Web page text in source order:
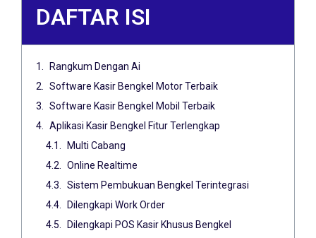
DAFTAR ISI
Rangkum Dengan Ai
Software Kasir Bengkel Motor Terbaik
Software Kasir Bengkel Mobil Terbaik
Aplikasi Kasir Bengkel Fitur Terlengkap
Multi Cabang
Online Realtime
Sistem Pembukuan Bengkel Terintegrasi
Dilengkapi Work Order
Dilengkapi POS Kasir Khusus Bengkel